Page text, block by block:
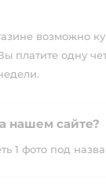
возможно
платите одну
нашем сайте?
1 фото под